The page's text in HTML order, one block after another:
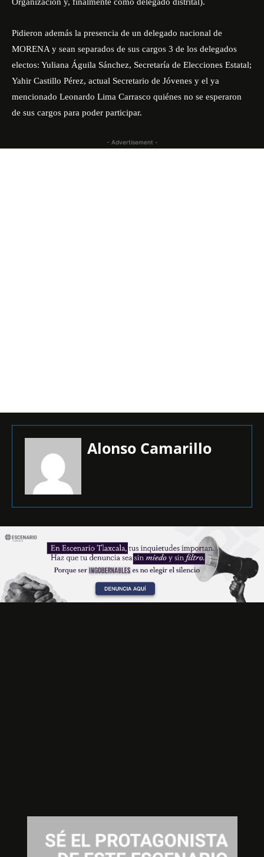
Pidieron además la presencia de un delegado nacional de
MORENA y sean separados de sus cargos 3 de los delegados
electos: Yuliana Águila Sánchez, Secretaría de Elecciones Estatal;
Yahir Castillo Pérez, actual Secretario de Jóvenes y el ya
mencionado Leonardo Lima Carrasco quiénes no se esperaron
de sus cargos para poder participar.
- Advertisement -
Alonso Camarillo